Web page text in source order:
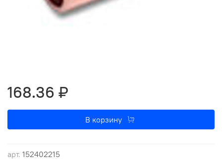
арт. 152402215
168.36 ₽
В корзину